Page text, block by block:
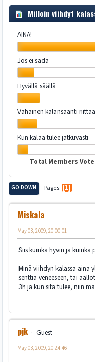
Milloin viihdyt
AINA!
Jos ei sada
Hyvällä säällä
Vähäinen kalansaanti riittää
Kun kalaa tulee jatkuvasti
Total Members
GO DOWN Pages 1
Miskala
May 03, 2009, 20:00:01
Siis kuinka hyvin ja kuinka
Minä viihdyn kalassa aina
senttiä veneeseen, tai
3h ja kun sitä tulee, niin
pjk
Guest
May 03, 2009, 20:24:46